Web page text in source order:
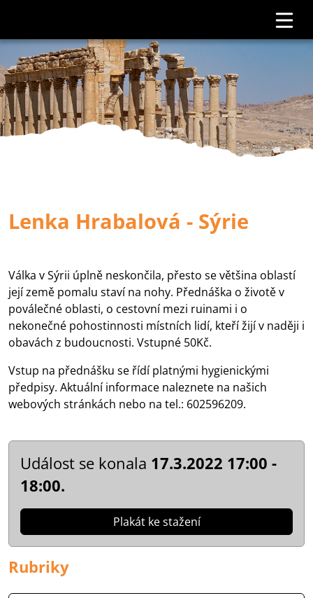
Lenka Hrabalová - Sýrie
Válka v Sýrii úplně neskončila, přesto se většina oblastí
její země pomalu staví na nohy. Přednáška o životě v
poválečné oblasti, o cestovní mezi ruinami i o
nekonečné pohostinnosti místních lidí, kteří žijí v naději i
obavách z budoucnosti. Vstupné 50Kč.
Vstup na přednášku se řídí platnými hygienickými
předpisy. Aktuální informace naleznete na našich
webových stránkách nebo na tel.: 602596209.
Událost se konala 17.3.2022 17:00 -
18:00.
Plakát ke stažení
Rubriky